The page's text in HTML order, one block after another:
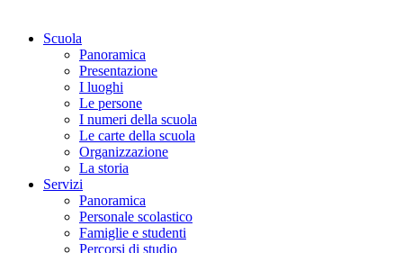
Scuola
Panoramica
Presentazione
I luoghi
Le persone
I numeri della scuola
Le carte della scuola
Organizzazione
La storia
Servizi
Panoramica
Personale scolastico
Famiglie e studenti
Percorsi di studio